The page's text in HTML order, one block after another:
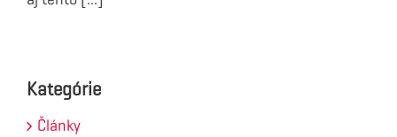
Kategórie
Články